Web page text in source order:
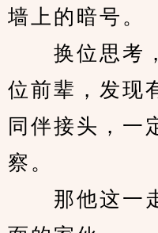
墙上的暗号。
换位思考，
位前辈，发现
同伴接头，一
察。
那他这一走